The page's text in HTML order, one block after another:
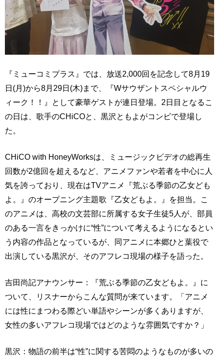
『ミューコミプラス』では、放送2,000回を記念して8月19
日(月)から8月29日(木)まで、『Wサウザントスペシャルウ
ィーク！！』として豪華ゲストが連日登場。2日目となるこ
の日は、歌手のCHiCOと、黒沢ともよがコンビで登場し
た。
CHiCO with HoneyWorksは、ミュージックビデオの総再生
回数が2億回を超えるなど、アニメファンや若者を中心に人
気を誇っており、現在はTVアニメ『荒ぶる季節の乙女ども
よ。』のオープニング主題歌『乙女どもよ。』を担当。こ
のアニメは、高校の文芸部に所属する女子生徒5人が、部員
のある一言をきっかけに“性”について考えるようになるとい
う内容の作品となっているが、同アニメに本郷ひと葉役で
出演している黒沢が、そのアフレコ現場の様子を語った。
吉田尚記アナウンサー：『荒ぶる季節の乙女どもよ。』に
ついて、リスナーからこんな質問が来ています。「アニメ
には性にまつわる際どい単語やシーンが多くありますが、
女性の多いアフレコ現場ではどのような雰囲気ですか？」
黒沢：物語の前半は“性”に関する苦悶のようなものが多いの